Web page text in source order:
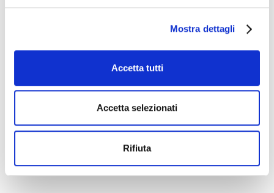
Mostra dettagli
Accetta tutti
Accetta selezionati
Rifiuta
COLLE STICK